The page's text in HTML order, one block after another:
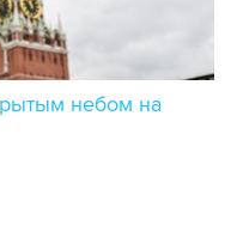
небом на